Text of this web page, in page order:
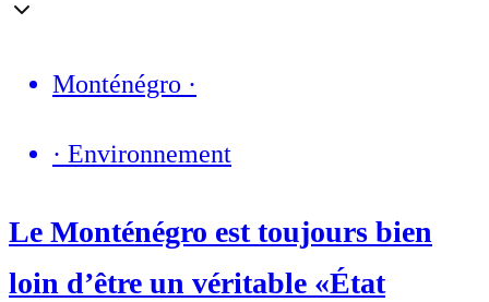
Monténégro ·
· Environnement
Le Monténégro est toujours bien
loin d’être un véritable «État